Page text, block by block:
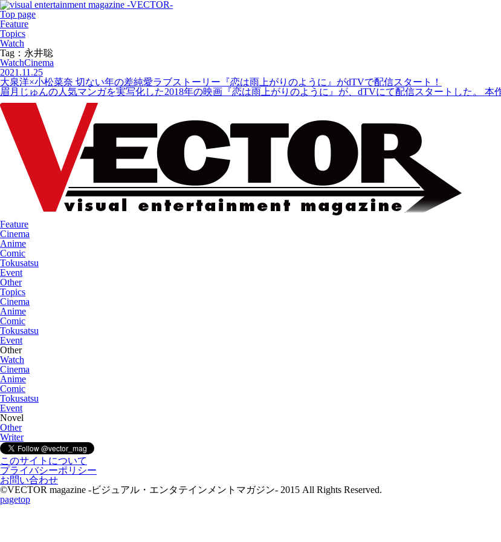
Top page
Feature
Topics
Watch
Tag：永井聡
WatchCinema
2021.11.25
大泉洋×小松菜奈 切ない年の差純愛ラブストーリー『恋は雨上がりのように』がdTVで配信スタート！
眉月じゅんの人気マンガを実写化した2018年の映画『恋は雨上がりのように』が、dTVにて配信スタートした。
Feature
Cinema
Anime
Comic
Tokusatsu
Event
Other
Topics
Cinema
Anime
Comic
Tokusatsu
Event
Other
Watch
Cinema
Anime
Comic
Tokusatsu
Event
Novel
Other
Writer
このサイトについて
プライバシーポリシー
お問い合わせ
©VECTOR magazine -ビジュアル・エンタテインメントマガジン- 2015 All Rights Reserved.
pagetop